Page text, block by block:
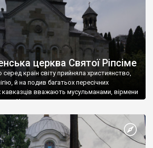
церква Святої Ріпсіме
країн світу прийняла християнство,
й на подив багатьох пересічних
кавказців вважають мусульманами, вірмени
Христа